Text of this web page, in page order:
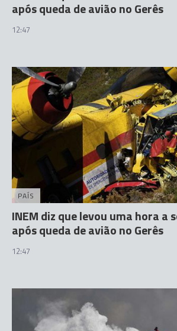
após queda de avião no Gerês
12:47
PAÍS
INEM diz que levou uma hora a
após queda de avião no Gerês
12:47